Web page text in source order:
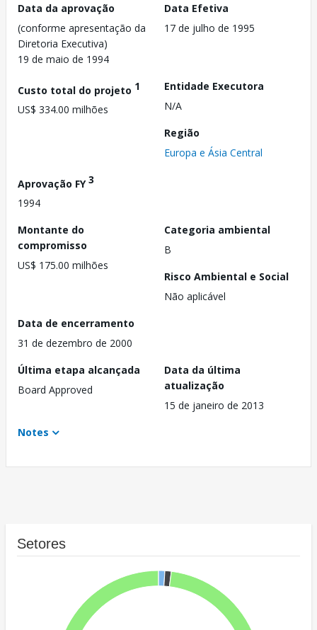
Data da aprovação
(conforme apresentação da
Diretoria Executiva)
19 de maio de 1994
Data Efetiva
17 de julho de 1995
Custo total do projeto 1
US$ 334.00 milhões
Entidade Executora
N/A
Região
Europa e Ásia Central
Aprovação FY3
1994
Montante do
compromisso
US$ 175.00 milhões
Categoria ambiental
B
Risco Ambiental e Social
Não aplicável
Data de encerramento
31 de dezembro de 2000
Última etapa alcançada
Board Approved
Data da última
atualização
15 de janeiro de 2013
Notes
Setores